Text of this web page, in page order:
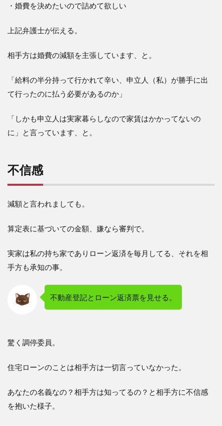
・婚費を決めたいので詰めて欲しい
上記弁護士が伝える。
相手方は婚費の減額を主張しています、と。
「給料の半分持って行かれて辛い、申立人（私）が勝手に出
て行ったのに払う必要があるのか」
「しかも申立人は実家暮らしなので家賃はかかってないの
に」と言っています、と。
不信感
減額と言われましても。
算定表に基づいての金額、嫌なら審判で。
実家は私の持ち家でありローン返済を毎月してる、それを相
手方も承知の事。
不動産登記とローン返済票を見せる。
驚く調停委員。
住宅ローンのことは相手方は一切言っていなかった。
あなたの名義なの？相手方は知ってるの？と相手方に不信感
を抱いた様子。